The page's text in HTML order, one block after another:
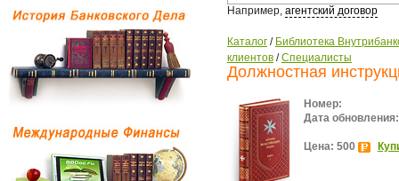
Например, агентский договор
Каталог / Библиотека
клиентов /Специалисты
Должностная
Номер:
Дата обновления:
Цена: 500